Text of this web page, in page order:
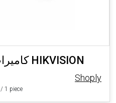
كاميرات المراقبه ماركه HIKVISION
Shoply
/ 1 piece